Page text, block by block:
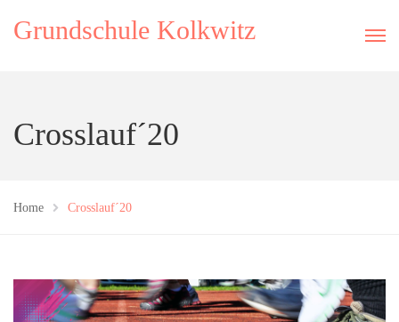
Grundschule Kolkwitz
Crosslauf´20
Home Crosslauf´20